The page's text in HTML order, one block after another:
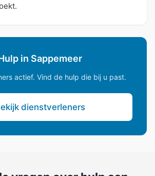
in Sappemeer
actief. Vind de hulp die bij u past.
dienstverleners